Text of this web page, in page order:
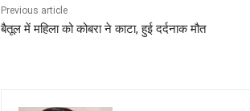
Previous article
बैतूल में महिला को कोबरा ने काटा, हुई दर्दनाक मौत